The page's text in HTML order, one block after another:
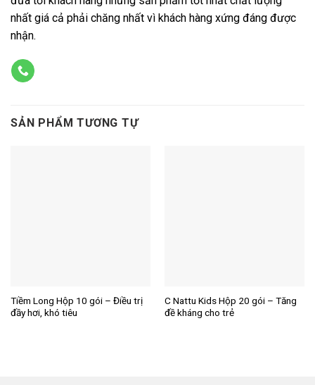
nhất giá cả phải chăng nhất vì khách hàng xứng đáng được
nhận.
SẢN PHẨM TƯƠNG TỰ
Tiềm Long Hộp 10 gói – Điều trị
đầy hơi, khó tiêu
C Nattu Kids Hộp 20 gói – Tăng
đề kháng cho trẻ